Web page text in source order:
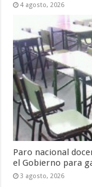
4 agosto, 2026
Paro nacional
el Gobierno para
3 agosto, 2026